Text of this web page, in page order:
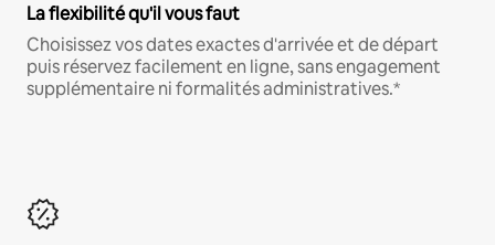
La flexibilité qu'il vous faut
Choisissez vos dates exactes d'arrivée et de départ
puis réservez facilement en ligne, sans engagement
supplémentaire ni formalités administratives.*